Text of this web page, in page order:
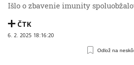
Išlo o zbavenie imunity
ČTK
6. 2. 2025 18:16:20
Odlož na